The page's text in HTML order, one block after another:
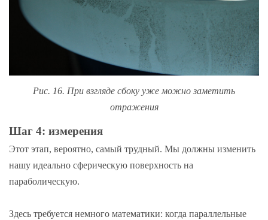
Рис. 16. При взгляде сбоку уже можно заметить
отражения
Шаг 4: измерения
Этот этап, вероятно, самый трудный. Мы должны изменить
нашу идеально сферическую поверхность на
параболическую.
Здесь требуется немного математики: когда параллельные